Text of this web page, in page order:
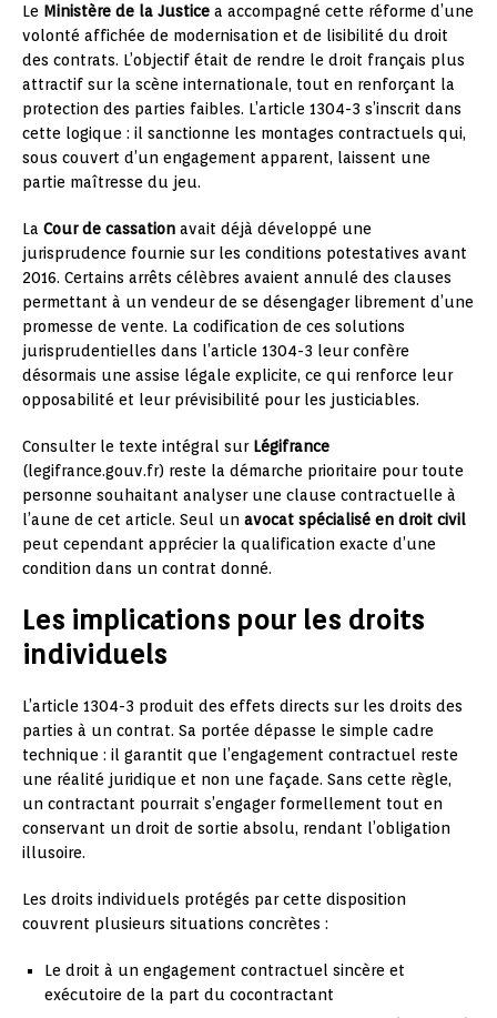
Le Ministère de la Justice a accompagné cette réforme d’une
volonté affichée de modernisation et de lisibilité du droit
des contrats. L’objectif était de rendre le droit français plus
attractif sur la scène internationale, tout en renforçant la
protection des parties faibles. L’article 1304-3 s’inscrit dans
cette logique : il sanctionne les montages contractuels qui,
sous couvert d’un engagement apparent, laissent une
partie maîtresse du jeu.
La Cour de cassation avait déjà développé une
jurisprudence fournie sur les conditions potestatives avant
2016. Certains arrêts célèbres avaient annulé des clauses
permettant à un vendeur de se désengager librement d’une
promesse de vente. La codification de ces solutions
jurisprudentielles dans l’article 1304-3 leur confère
désormais une assise légale explicite, ce qui renforce leur
opposabilité et leur prévisibilité pour les justiciables.
Consulter le texte intégral sur Légifrance
(legifrance.gouv.fr) reste la démarche prioritaire pour toute
personne souhaitant analyser une clause contractuelle à
l’aune de cet article. Seul un avocat spécialisé en droit civil
peut cependant apprécier la qualification exacte d’une
condition dans un contrat donné.
Les implications pour les droits
individuels
L’article 1304-3 produit des effets directs sur les droits des
parties à un contrat. Sa portée dépasse le simple cadre
technique : il garantit que l’engagement contractuel reste
une réalité juridique et non une façade. Sans cette règle,
un contractant pourrait s’engager formellement tout en
conservant un droit de sortie absolu, rendant l’obligation
illusoire.
Les droits individuels protégés par cette disposition
couvrent plusieurs situations concrètes :
Le droit à un engagement contractuel sincère et
exécutoire de la part du cocontractant